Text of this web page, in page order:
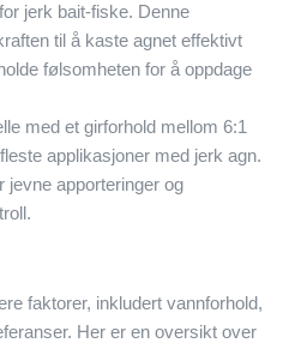
jerk bait-fiske. Denne
til å kaste agnet effektivt
følsomheten for å oppdage
med et girforhold mellom 6:1
applikasjoner med jerk agn.
jevne apporteringer og
faktorer, inkludert vannforhold,
Her er en oversikt over